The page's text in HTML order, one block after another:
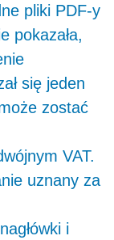
pliki PDF-y
pokazała,
się jeden
zostać
VAT.
uznany za
i